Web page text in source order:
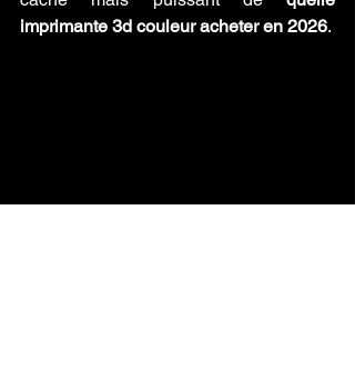
imprimante 3d couleur acheter en 2026.